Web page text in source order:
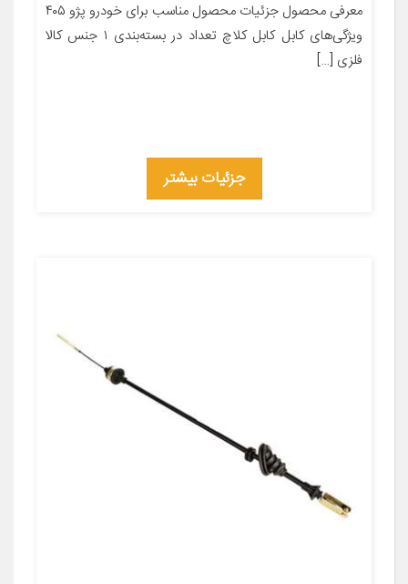
معرفی محصول جزئیات محصول مناسب برای خودرو پژو ۴۰۵
ویژگی‌های کابل کابل کلاچ تعداد در بسته‌بندی ۱ جنس کالا
فلزی […]
جزئیات بیشتر